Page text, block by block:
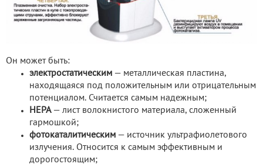
Он может быть:
электростатическим — металлическая пластина,
находящаяся под положительным или отрицательным
потенциалом. Считается самым надежным;
НЕРА— лист волокнистого материала, сложенный
гармошкой;
фотокаталитическим — источник ультрафиолетового
излучения. Относится к самым эффективным и
дорогостоящим;